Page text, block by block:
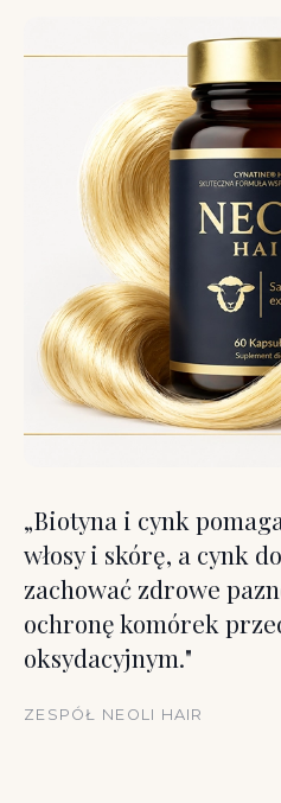
„Biotyna i cynk
włosy i skórę, a cynk
zachować zdrowe
ochronę komórek
oksydacyjnym."
ZESPÓŁ NEOLI HAIR